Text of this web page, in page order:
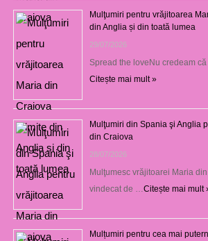
Mulţumiri pentru vrăjitoarea
din Anglia și din toată lumea
29/07/2026
Spread the loveNu credeam
Citește mai mult »
Mulţumiri din Spania şi Anglia
din Craiova
28/07/2026
Mulţumesc vrăjitoarei Maria
vindecat de …Citește mai mult
Mulțumiri pentru cea mai